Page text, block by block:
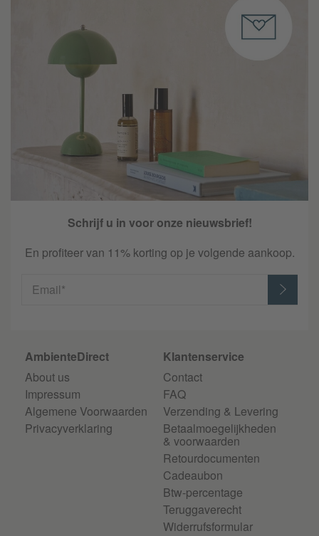
Schrijf u in voor onze nieuwsbrief!
En profiteer van 11% korting op je volgende aankoop.
Email*
AmbienteDirect
About us
Impressum
Algemene Voorwaarden
Privacyverklaring
Klantenservice
Contact
FAQ
Verzending & Levering
Betaalmoegelijkheden
& voorwaarden
Retourdocumenten
Cadeaubon
Btw-percentage
Teruggaverecht
Widerrufsformular